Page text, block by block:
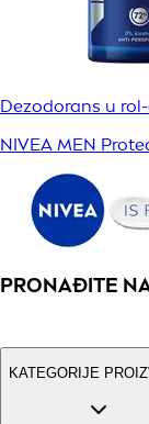
Dezodorans u
NIVEA MEN
PRONAĐITE
KATEGORIJE